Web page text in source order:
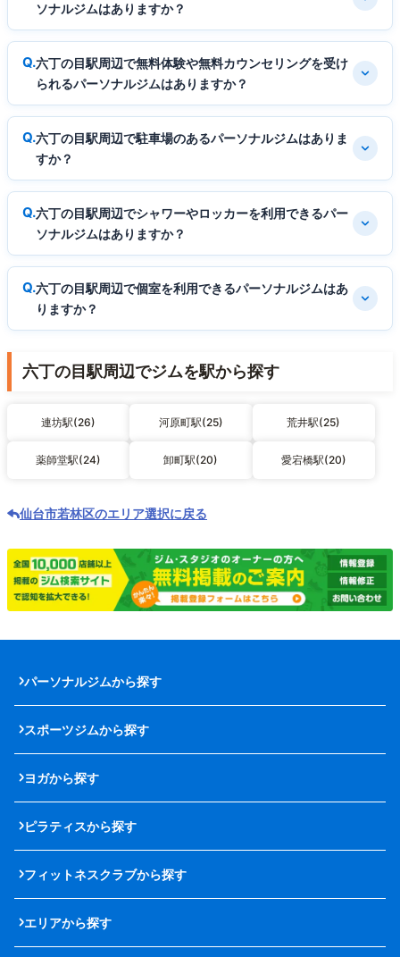
ソナルジムはありますか？
六丁の目駅周辺で無料体験や無料カウンセリングを受け
られるパーソナルジムはありますか？
六丁の目駅周辺で駐車場のあるパーソナルジムはありま
すか？
六丁の目駅周辺でシャワーやロッカーを利用できるパー
ソナルジムはありますか？
六丁の目駅周辺で個室を利用できるパーソナルジムはあ
りますか？
六丁の目駅周辺でジムを駅から探す
連坊駅(26) 河原町駅(25) 荒井駅(25)
薬師堂駅(24) 卸町駅(20) 愛宕橋駅(20)
仙台市若林区のエリア選択に戻る
パーソナルジムから探す
スポーツジムから探す
ヨガから探す
ピラティスから探す
フィットネスクラブから探す
エリアから探す